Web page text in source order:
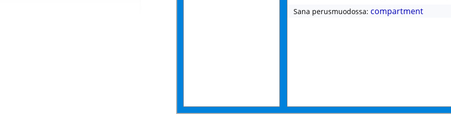
Sana perusmuodossa: compartment